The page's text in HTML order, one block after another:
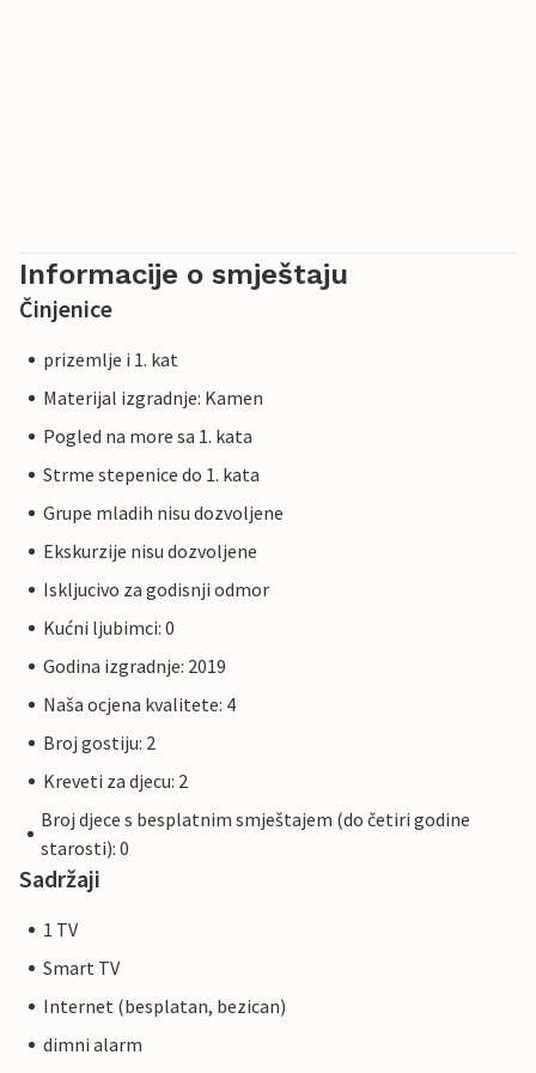
Informacije o smještaju
Činjenice
prizemlje i 1. kat
Materijal izgradnje: Kamen
Pogled na more sa 1. kata
Strme stepenice do 1. kata
Grupe mladih nisu dozvoljene
Ekskurzije nisu dozvoljene
Iskljucivo za godisnji odmor
Kućni ljubimci: 0
Godina izgradnje: 2019
Naša ocjena kvalitete: 4
Broj gostiju: 2
Kreveti za djecu: 2
Broj djece s besplatnim smještajem (do četiri godine
starosti): 0
Sadržaji
1 TV
Smart TV
Internet (besplatan, bezican)
dimni alarm